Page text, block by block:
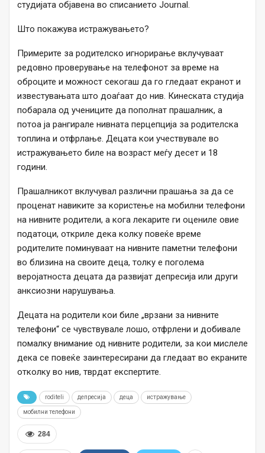
студијата објавена во списанието Journal.
Што покажува истражувањето?
Примерите за родителско игнорирање вклучуваат
редовно проверување на телефонот за време на
оброците и можност секогаш да го гледаат екранот и
известувањата што доаѓаат до нив. Кинеската студија
побарала од учениците да пополнат прашалник, а
потоа ја рангирале нивната перцепција за родителска
топлина и отфрлање. Децата кои учествувале во
истражувањето биле на возраст меѓу десет и 18
години.
Прашалникот вклучувал различни прашања за да се
проценат навиките за користење на мобилни телефони
на нивните родители, а кога лекарите ги оцениле овие
податоци, откриле дека колку повеќе време
родителите поминуваат на нивните паметни телефони
во близина на своите деца, толку е поголема
веројатноста децата да развијат депресија или други
анксиозни нарушувања.
Децата на родители кои биле „врзани за нивните
телефони“ се чувствувале лошо, отфрлени и добивале
помалку внимание од нивните родители, за кои мислеле
дека се повеќе заинтересирани да гледаат во екраните
отколку во нив, тврдат експертите.
roditeli депресија деца истражување
мобилни телефони
284